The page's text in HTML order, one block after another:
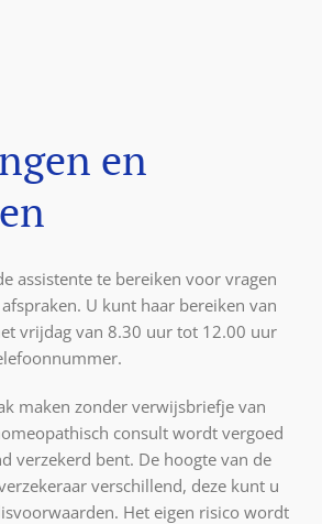
en
assistente te bereiken voor vragen
U kunt haar bereiken van
vrijdag van 8.30 uur tot 12.00 uur
maken zonder verwijsbriefje van
consult wordt vergoed
verzekerd bent. De hoogte van de
verschillend, deze kunt u
Het eigen risico wordt